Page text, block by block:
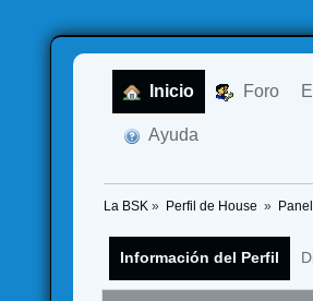
Inicio Foro
Ayuda
La BSK » Perfil de House »
Información del Perfil